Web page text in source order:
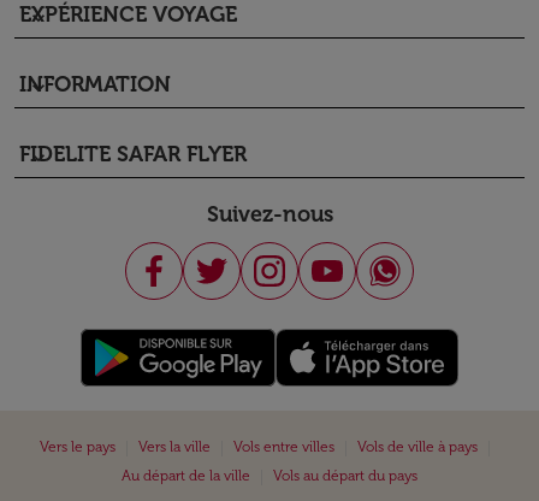
EXPÉRIENCE VOYAGE
keyboard_arrow_down
INFORMATION
keyboard_arrow_down
FIDELITE SAFAR FLYER
keyboard_arrow_down
Suivez-nous
Vers le pays Vers la ville Vols entre villes Vols de ville à pays
Au départ de la ville
Vols au départ du pays